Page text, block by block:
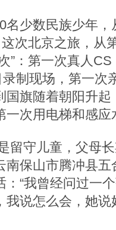
名少数民族少年
次北京之旅，从
”：第一次真人
制现场，第一次
国旗随着朝阳升
一次用电梯和感
留守儿童，父母
南保山市腾冲县
“我曾经问过一
我说怎么会，她